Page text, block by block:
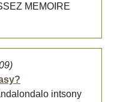
MEMOIRE
intsony